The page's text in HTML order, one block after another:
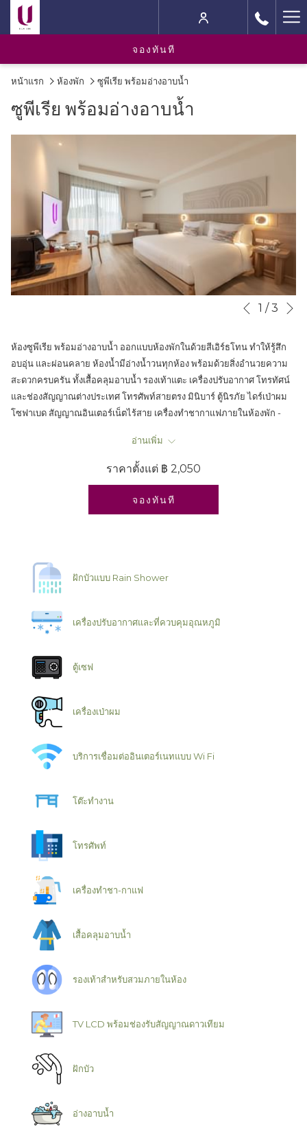
จองทันที
หน้าแรก ห้องพัก ซูพีเรีย พร้อมอ่างอาบน้ำ
ซูพีเรีย พร้อมอ่างอาบน้ำ
Slideshow
Clicking
following
Previous
1 /3
ห้องซูพีเรีย พร้อมอ่างอาบน้ำ ออกแบบห้องพักในด้วยสีเอิร์ธโทน ทำให้รู้สึก
อบอุ่น และผ่อนคลาย ห้องน้ำมีอ่างน้ำวนทุกห้อง พร้อมด้วยสิ่งอำนวยความ
สะดวกครบครัน ทั้งเสื้อคลุมอาบน้ำ รองเท้าแตะ เครื่องปรับอากาศ โทรทัศน์
และช่องสัญญาณต่างประเทศ โทรศัพท์สายตรง มินิบาร์ ตู้นิรภัย ไดร์เป่าผม
โซฟาเบด สัญญาณอินเตอร์เน็ตไร้สาย เครื่องทำชากาแฟภายในห้องพัก -
เติม (เด็กนอนแชร์เตียงกับผู้ปกครอง)อ่านเพิ่ม
ราคาตั้งแต่ ฿ 2,050
จองทันที
ฝักบัวแบบ Rain Shower
เครื่องปรับอากาศและที่ควบคุมอุณหภูมิ
ตู้เซฟ
เครื่องเป่าผม
บริการเชื่อมต่ออินเตอร์เนทแบบ Wi Fi
โต๊ะทำงาน
โทรศัพท์
เครื่องทำชา-กาแฟ
เสื้อคลุมอาบน้ำ
รองเท้าสำหรับสวมภายในห้อง
TV LCD พร้อมช่องรับสัญญาณดาวเทียม
ฝักบัว
อ่างอาบน้ำ